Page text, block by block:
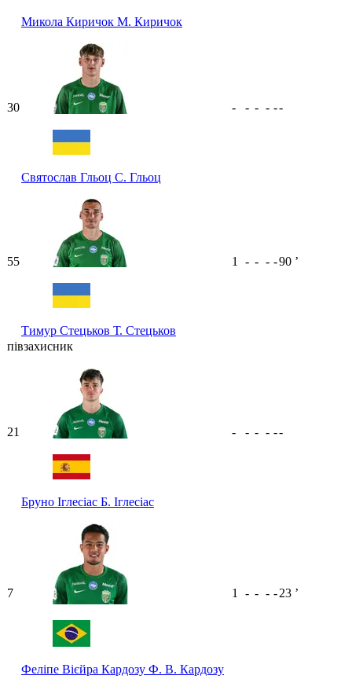
Микола Киричок М. Киричок
30
Святослав Гльоц С. Гльоц
- - - - --
55
Тимур Стецьков Т. Стецьков
1 - - - -90 ʼ
півзахисник
21
Бруно Іглесіас Б. Іглесіас
- - - - --
7
Феліпе Вієйра Кардозу Ф. В. Кардозу
1 - - - -23 ʼ